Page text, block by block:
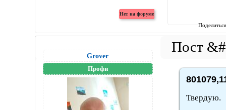
Grover
Профи
Твердую.